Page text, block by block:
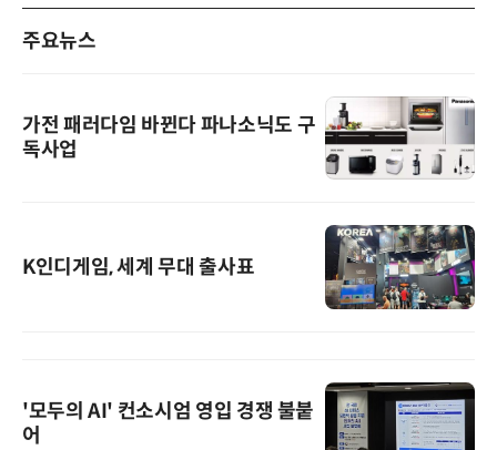
주요뉴스
가전 패러다임 바뀐다 파나소닉도 구
독사업
K인디게임, 세계 무대 출사표
'모두의 AI' 컨소시엄 영입 경쟁 불붙
어